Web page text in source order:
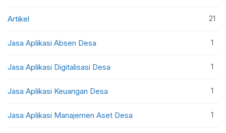
Artikel 21
Jasa Aplikasi Absen Desa 1
Jasa Aplikasi Digitalisasi Desa 1
Jasa Aplikasi Keuangan Desa 1
Jasa Aplikasi Manajemen Aset Desa 1